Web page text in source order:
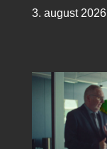
3. august 2026